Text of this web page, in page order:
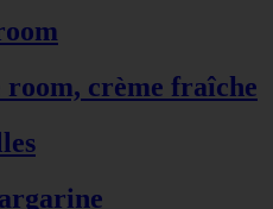
room, crème fraîche